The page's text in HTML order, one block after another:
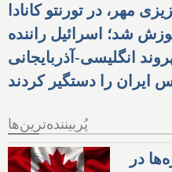
مهر، در تورنتو کانادا
شد؛ اسرائیل راننده
انگلیسی-آذربایجانی
ایران را دستگیر کردند
پُربیننده‌ترین‌ها
در